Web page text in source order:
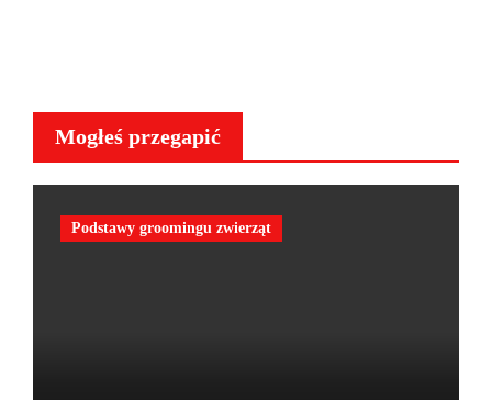
Mogłeś przegapić
Podstawy groomingu zwierząt